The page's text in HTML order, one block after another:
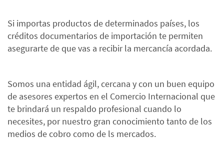
Si importas productos de determinados países, los
créditos documentarios de importación te permiten
asegurarte de que vas a recibir la mercancía acordada.
Somos una entidad ágil, cercana y con un buen equipo
de asesores expertos en el Comercio Internacional que
te brindará un respaldo profesional cuando lo
necesites, por nuestro gran conocimiento tanto de los
medios de cobro como de ls mercados.